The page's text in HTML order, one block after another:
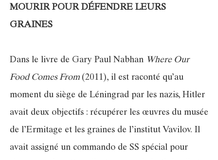
MOURIR POUR DÉFENDRE LEURS
GRAINES
Dans le livre de Gary Paul Nabhan Where Our
Food Comes From (2011), il est raconté qu’au
moment du siège de Léningrad par les nazis, Hitler
avait deux objectifs : récupérer les œuvres du musée
de l’Ermitage et les graines de l’institut Vavilov. Il
avait assigné un commando de SS spécial pour